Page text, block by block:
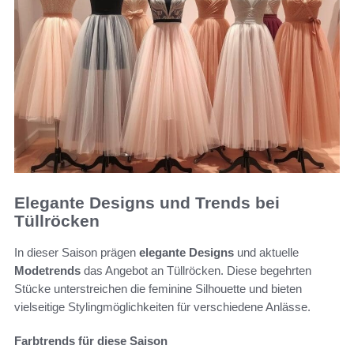
Elegante Designs und Trends bei
Tüllröcken
In dieser Saison prägen elegante Designs und aktuelle
Modetrends das Angebot an Tüllröcken. Diese begehrten
Stücke unterstreichen die feminine Silhouette und bieten
vielseitige Stylingmöglichkeiten für verschiedene Anlässe.
Farbtrends für diese Saison